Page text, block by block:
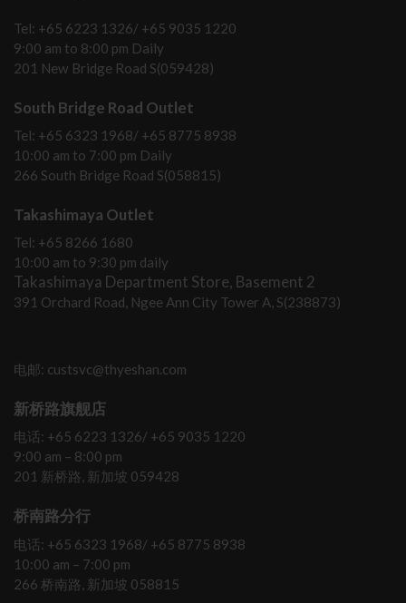
Tel: +65 6223 1326/ +65 9035 1220
9:00 am to 8:00 pm Daily
201 New Bridge Road S(059428)
South Bridge Road Outlet
Tel: +65 6323 1968/ +65 8775 8938
10:00 am to 7:00 pm Daily
266 South Bridge Road S(058815)
Takashimaya Outlet
Tel: +65 8266 1680
10:00 am to 9:30 pm daily
Takashimaya Department Store, Basement 2
391 Orchard Road, Ngee Ann City Tower A, S(238873)
电邮: custsvc@thyeshan.com
新桥路旗舰店
电话: +65 6223 1326/ +65 9035 1220
9:00 am – 8:00 pm
201 新桥路, 新加坡 059428
桥南路分行
电话: +65 6323 1968/ +65 8775 8938
10:00 am – 7:00 pm
266 桥南路, 新加坡 058815